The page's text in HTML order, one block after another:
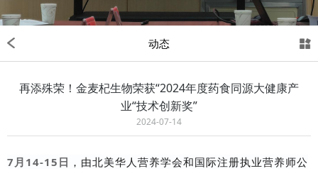
动态
再添殊荣！金麦杞生物荣获“2024年度药食同源大健康产
业“技术创新奖”
2024-07-14
7月14-15日 ，由北美华人营养学会和国际注册执业营养师公